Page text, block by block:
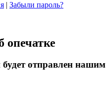
| Забыли пароль?
опечатке
отправлен нашим